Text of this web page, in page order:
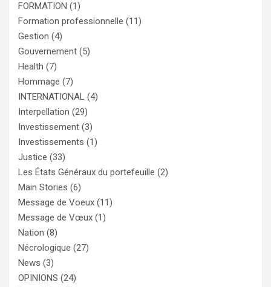
FORMATION (1)
Formation professionnelle (11)
Gestion (4)
Gouvernement (5)
Health (7)
Hommage (7)
INTERNATIONAL (4)
Interpellation (29)
Investissement (3)
Investissements (1)
Justice (33)
Les États Généraux du portefeuille (2)
Main Stories (6)
Message de Voeux (11)
Message de Vœux (1)
Nation (8)
Nécrologique (27)
News (3)
OPINIONS (24)